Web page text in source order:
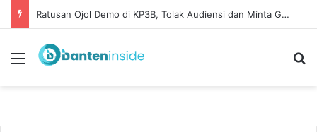
‎Ratusan Ojol Demo di KP3B, Tolak Audiensi dan Minta Gubernur Temui Massa
Menu